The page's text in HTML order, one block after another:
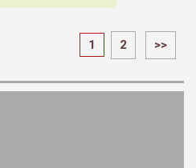
1 2 >>